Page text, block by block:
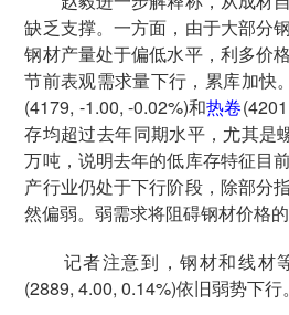
缺乏支撑。一方面，由于大部分
钢材产量处于偏低水平，利多价
节前表观需求量下行，累库加快
(4179, -1.00, -0.02%)和热卷
存均超过去年同期水平，尤其是
万吨，说明去年的低库存特征目
产行业仍处于下行阶段，除部分
然偏弱。弱需求将阻碍钢材价格的
记者注意到，钢材和线材
(2889, 4.00, 0.14%)依旧弱势下行。